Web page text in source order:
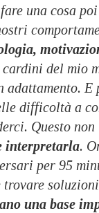
una cosa
del mio
difficoltà a
Questo
interpretarla.
per 95
una base